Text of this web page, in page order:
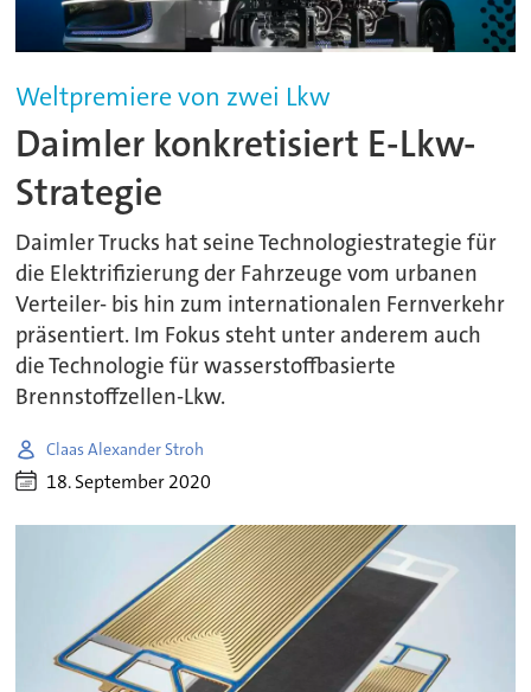
Weltpremiere von zwei Lkw
Daimler konkretisiert E-Lkw-
Strategie
Daimler Trucks hat seine Technologiestrategie für
die Elektrifizierung der Fahrzeuge vom urbanen
Verteiler- bis hin zum internationalen Fernverkehr
präsentiert. Im Fokus steht unter anderem auch
die Technologie für wasserstoffbasierte
Brennstoffzellen-Lkw.
Claas Alexander Stroh
18. September 2020